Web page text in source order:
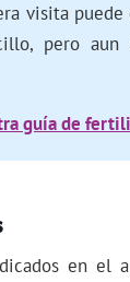
visita
pero
guía de
en el